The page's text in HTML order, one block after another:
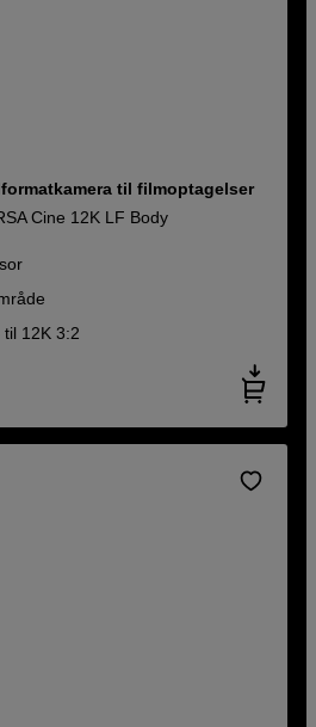
til filmoptagelser
Cine 12K LF Body
til 12K 3:2